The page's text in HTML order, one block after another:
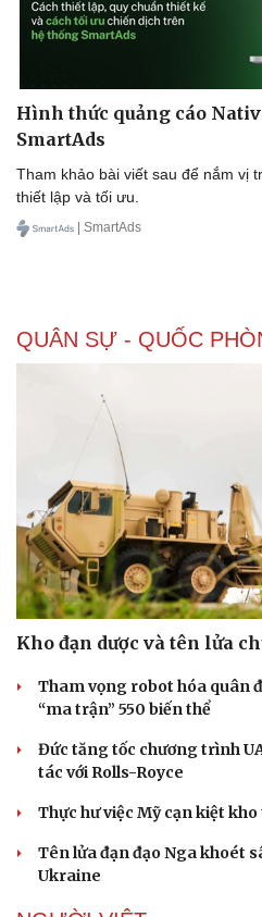
Pháp luật
Vụ án
Tư vấn luật
Hình thức quảng cáo
SmartAds
Tham khảo bài viết sau để nắm vị
thiết lập và tối ưu.
| SmartAds
QUÂN SỰ - QUỐC
Kho đạn dược và tên lửa
Tham vọng robot hóa quân
“ma trận” 550 biến thể
Đức tăng tốc chương trình
tác với Rolls-Royce
Thực hư việc Mỹ cạn kiệt
Tên lửa đạn đạo Nga khoét
Ukraine